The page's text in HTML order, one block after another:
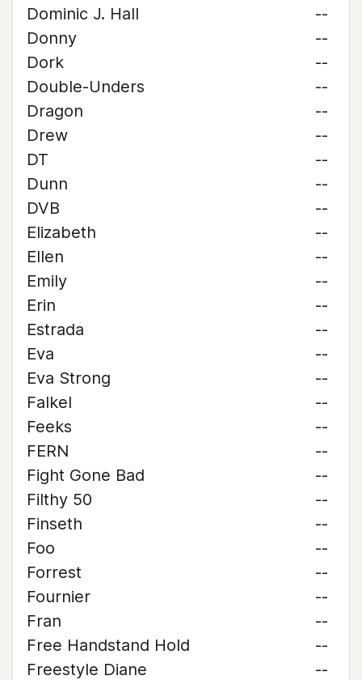
Dominic J. Hall
--
Donny
--
Dork
--
Double-Unders
--
Dragon
--
Drew
--
DT
--
Dunn
--
DVB
--
Elizabeth
--
Ellen
--
Emily
--
Erin
--
Estrada
--
Eva
--
Eva Strong
--
Falkel
--
Feeks
--
FERN
--
Fight Gone Bad
--
Filthy 50
--
Finseth
--
Foo
--
Forrest
--
Fournier
--
Fran
--
Free Handstand Hold
--
Freestyle Diane
--